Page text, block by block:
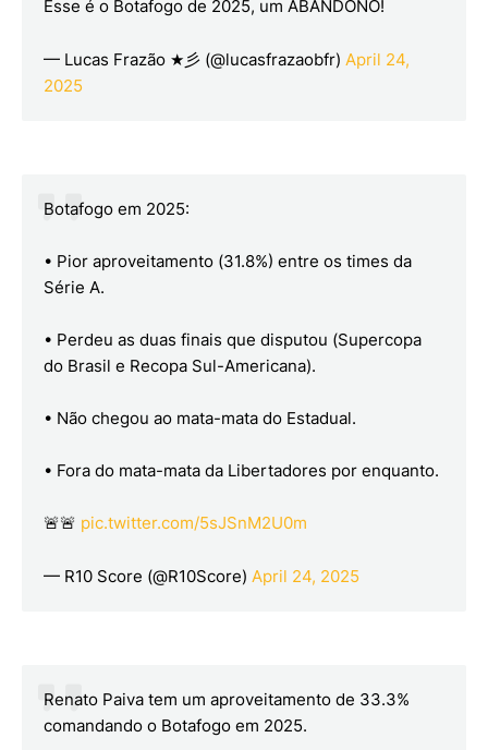
Esse é o Botafogo de 2025, um ABANDONO!
— Lucas Frazão ★彡 (@lucasfrazaobfr) April 24,
2025
Botafogo em 2025:
• Pior aproveitamento (31.8%) entre os times da
Série A.
• Perdeu as duas finais que disputou (Supercopa
do Brasil e Recopa Sul-Americana).
• Não chegou ao mata-mata do Estadual.
• Fora do mata-mata da Libertadores por enquanto.
🚨🚨 pic.twitter.com/5sJSnM2U0m
— R10 Score (@R10Score) April 24, 2025
Renato Paiva tem um aproveitamento de 33.3%
comandando o Botafogo em 2025.